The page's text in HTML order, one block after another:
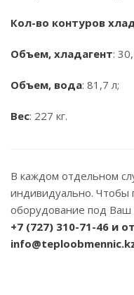
Кол-во контуров
Объем, хладагент:
Объем, вода: 81,7 л;
Вес: 227 кг.
В каждом отдельном
индивидуально. Чтобы
оборудование под Ваш
+7 (727) 310-71-46 и